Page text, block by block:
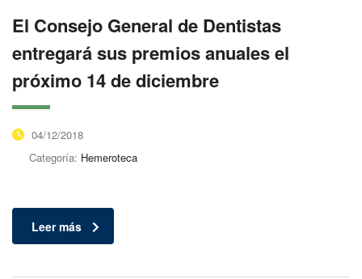
El Consejo General de Dentistas
entregará sus premios anuales el
próximo 14 de diciembre
04/12/2018
Categoría: Hemeroteca
Leer más